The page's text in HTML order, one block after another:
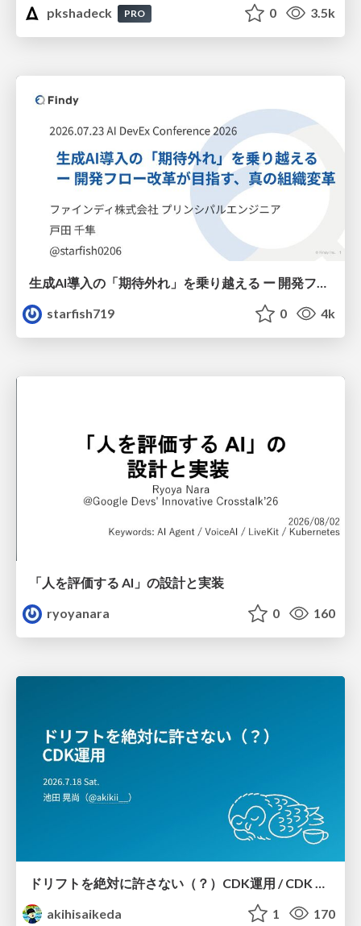
pkshadeck
PRO 0 3.5k
starfish719
0 4k
「人を評価する AI」の 設計と実装
ryoyanara
0 160
akihisaikeda
1 170